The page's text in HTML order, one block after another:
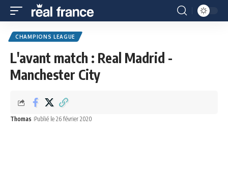
CHAMPIONS LEAGUE
L'avant match : Real Madrid -
Manchester City
Thomas Publié le 26 février 2020